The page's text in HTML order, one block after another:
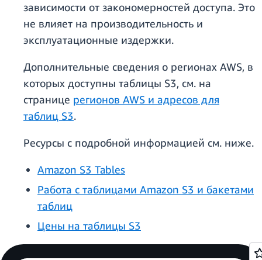
зависимости от закономерностей доступа. Это
не влияет на производительность и
эксплуатационные издержки.
Дополнительные сведения о регионах AWS, в
которых доступны таблицы S3, см. на
странице регионов AWS и адресов для
таблиц S3.
Ресурсы с подробной информацией см. ниже.
Amazon S3 Tables
Работа с таблицами Amazon S3 и бакетами
таблиц
Цены на таблицы S3